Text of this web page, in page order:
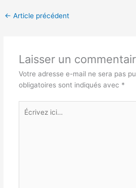
← Article précédent
Laisser un
Votre adresse e-mail ne sera pas
obligatoires sont indiqués avec *
Écrivez
ici…